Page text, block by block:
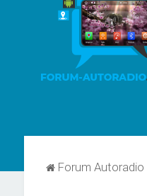
Forum Autoradio